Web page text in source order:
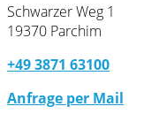
Schwarzer Weg 1
19370 Parchim
+49 3871 63100
Anfrage per Mail